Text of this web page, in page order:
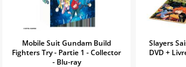
Mobile Suit Gundam Build
Fighters Try - Partie 1 - Collector
- Blu-ray
Slayers
DVD +